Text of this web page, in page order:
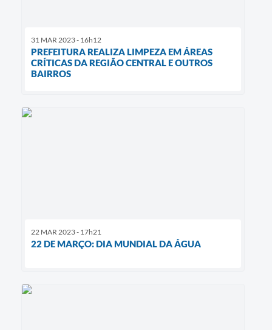
31 MAR 2023 - 16h12
PREFEITURA REALIZA LIMPEZA EM ÁREAS
CRÍTICAS DA REGIÃO CENTRAL E OUTROS
BAIRROS
22 MAR 2023 - 17h21
22 DE MARÇO: DIA MUNDIAL DA ÁGUA